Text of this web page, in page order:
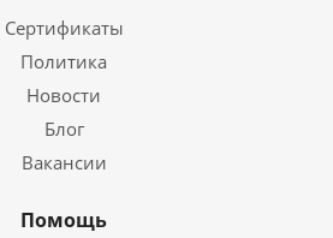
Сертификаты
Политика
Новости
Блог
Вакансии
Помощь